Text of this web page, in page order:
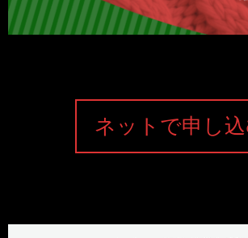
ネットで申し